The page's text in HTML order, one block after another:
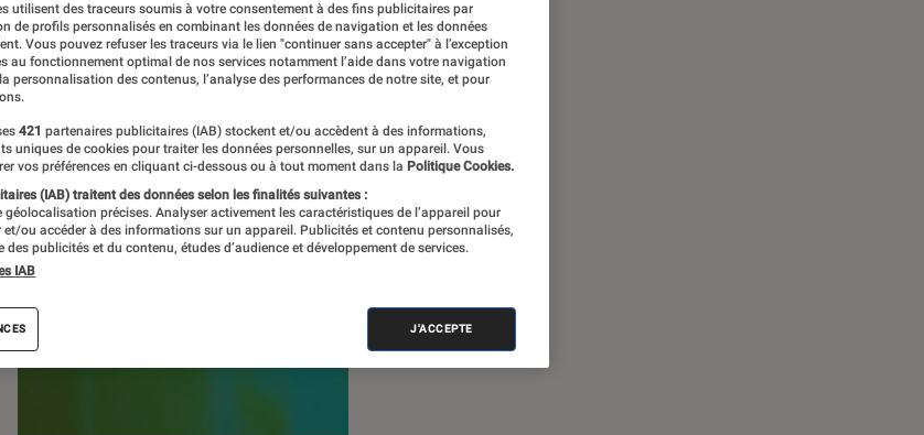
utilisent des traceurs soumis à votre consentement à des fins publicitaires par
de profils personnalisés en combinant les données de navigation et les données
Vous pouvez refuser les traceurs via le lien "continuer sans accepter" à l’exception
au fonctionnement optimal de nos services notamment l’aide dans votre navigation
personnalisation des contenus, l’analyse des performances de notre site, et pour
421 partenaires publicitaires (IAB) stockent et/ou accèdent à des informations,
uniques de cookies pour traiter les données personnelles, sur un appareil. Vous
vos préférences en cliquant ci-dessous ou à tout moment dans la Politique Cookies.
(IAB) traitent des données selon les finalités suivantes :
géolocalisation précises. Analyser activement les caractéristiques de l’appareil pour
et/ou accéder à des informations sur un appareil. Publicités et contenu personnalisés,
des publicités et du contenu, études d’audience et développement de services.
IAB
J'ACCEPTE